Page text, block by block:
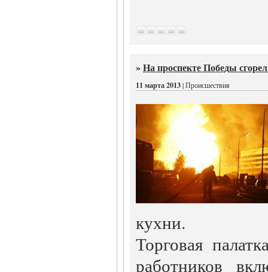
»На проспекте Победы
11 марта 2013| Происшествия
кухни.
Торговая
работников